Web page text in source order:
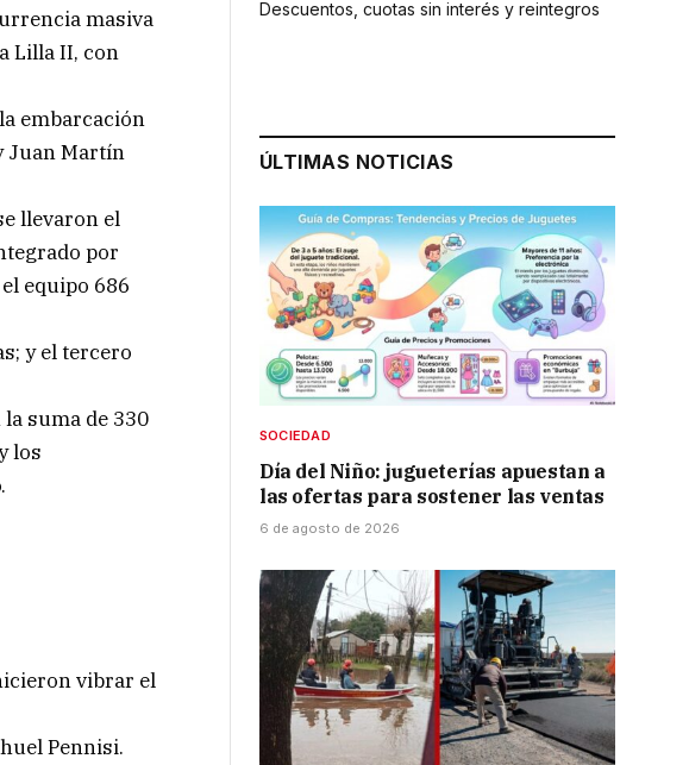
masiva
Lilla II, con
embarcación
Juan Martín
llevaron el
por
equipo 686
y el tercero
suma de 330
los
vibrar el
Pennisi.
Descuentos, cuotas sin interés y reintegros
ÚLTIMAS NOTICIAS
SOCIEDAD
Día del Niño: jugueterías apuestan a
las ofertas para sostener las ventas
6 de agosto de 2026